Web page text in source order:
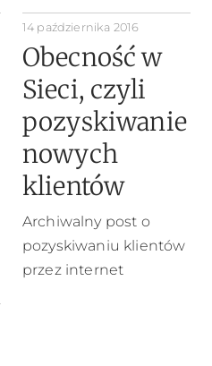
14 października 2016
Obecność w
Sieci, czyli
pozyskiwanie
nowych
klientów
Archiwalny post o
pozyskiwaniu klientów
przez internet